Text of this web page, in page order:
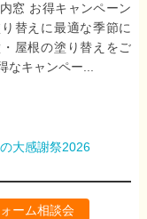
窓 お得キャンペーン
替えに最適な季節に
屋根の塗り替えをご
なキャンペー...
大感謝祭2026
ーム相談会